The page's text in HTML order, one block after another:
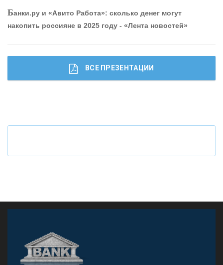
привлечь и удержать персонал - «Интервью»
Что будет с наличными деньгами при цифровом
Банки.ру и «Авито Работа»: сколько денег могут
накопить россияне в 2025 году - «Лента новостей»
ВСЕ ПРЕЗЕНТАЦИИ